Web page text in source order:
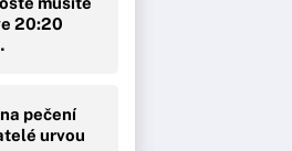
20:20
pečení
urvou